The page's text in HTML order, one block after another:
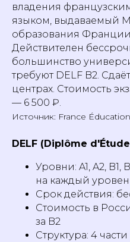
владения
языком, выдаваемый
образования Франции.
Действителен
большинство
требуют DELF B2.
центрах. Стоимость
— 6 500 ₽.
Источник: France
DELF (Diplôme
Уровни: A1, A2, B1,
на каждый
Срок действия:
Стоимость в
за B2
Структура: 4